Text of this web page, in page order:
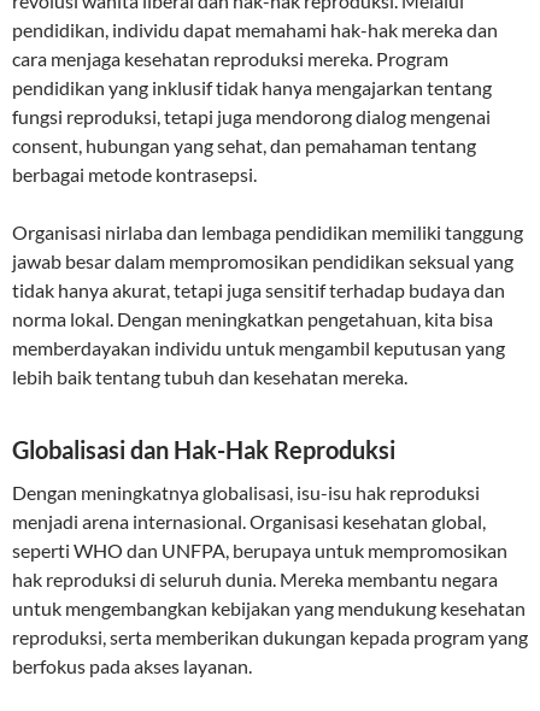
pendidikan, individu dapat memahami hak-hak mereka dan
cara menjaga kesehatan reproduksi mereka. Program
pendidikan yang inklusif tidak hanya mengajarkan tentang
fungsi reproduksi, tetapi juga mendorong dialog mengenai
consent, hubungan yang sehat, dan pemahaman tentang
berbagai metode kontrasepsi.
Organisasi nirlaba dan lembaga pendidikan memiliki tanggung
jawab besar dalam mempromosikan pendidikan seksual yang
tidak hanya akurat, tetapi juga sensitif terhadap budaya dan
norma lokal. Dengan meningkatkan pengetahuan, kita bisa
memberdayakan individu untuk mengambil keputusan yang
lebih baik tentang tubuh dan kesehatan mereka.
Globalisasi dan Hak-Hak Reproduksi
Dengan meningkatnya globalisasi, isu-isu hak reproduksi
menjadi arena internasional. Organisasi kesehatan global,
seperti WHO dan UNFPA, berupaya untuk mempromosikan
hak reproduksi di seluruh dunia. Mereka membantu negara
untuk mengembangkan kebijakan yang mendukung kesehatan
reproduksi, serta memberikan dukungan kepada program yang
berfokus pada akses layanan.